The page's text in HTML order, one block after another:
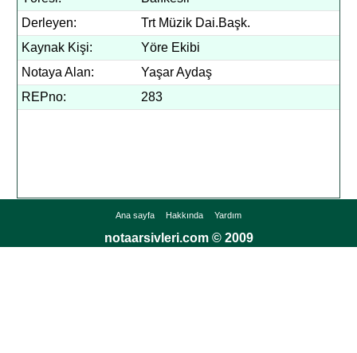
Derleyen:
Trt Müzik Dai.Başk.
Kaynak Kişi:
Yöre Ekibi
Notaya Alan:
Yaşar Aydaş
REPno:
283
Ana sayfa Hakkında Yardım
notaarsivleri.com © 2009